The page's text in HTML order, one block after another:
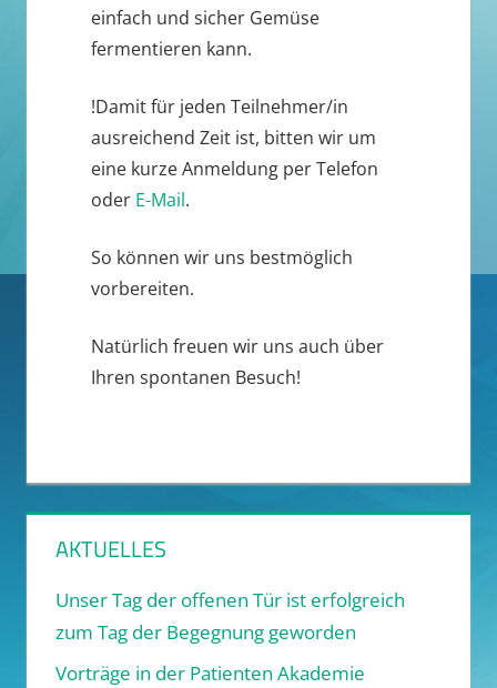
einfach und sicher Gemüse
fermentieren kann.
!Damit für jeden Teilnehmer/in
ausreichend Zeit ist, bitten wir um
eine kurze Anmeldung per Telefon
oder E-Mail.
So können wir uns bestmöglich
vorbereiten.
Natürlich freuen wir uns auch über
Ihren spontanen Besuch!
AKTUELLES
Unser Tag der offenen Tür ist erfolgreich
zum Tag der Begegnung geworden
Vorträge in der Patienten Akademie